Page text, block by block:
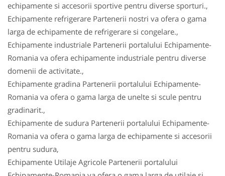
echipamente si accesorii sportive pentru diverse sporturi.,
Echipamente refrigerare Partenerii nostri va ofera o gama
larga de echipamente de refrigerare si congelare.,
Echipamente industriale Partenerii portalului Echipamente-
Romania va ofera echipamente industriale pentru diverse
domenii de activitate.,
Echipamente gradina Partenerii portalului Echipamente-
Romania va ofera o gama larga de unelte si scule pentru
gradinarit.,
Echipamente de sudura Partenerii portalului Echipamente-
Romania va ofera o gama larga de echipamente si accesorii
pentru sudura,
Echipamente Utilaje Agricole Partenerii portalului